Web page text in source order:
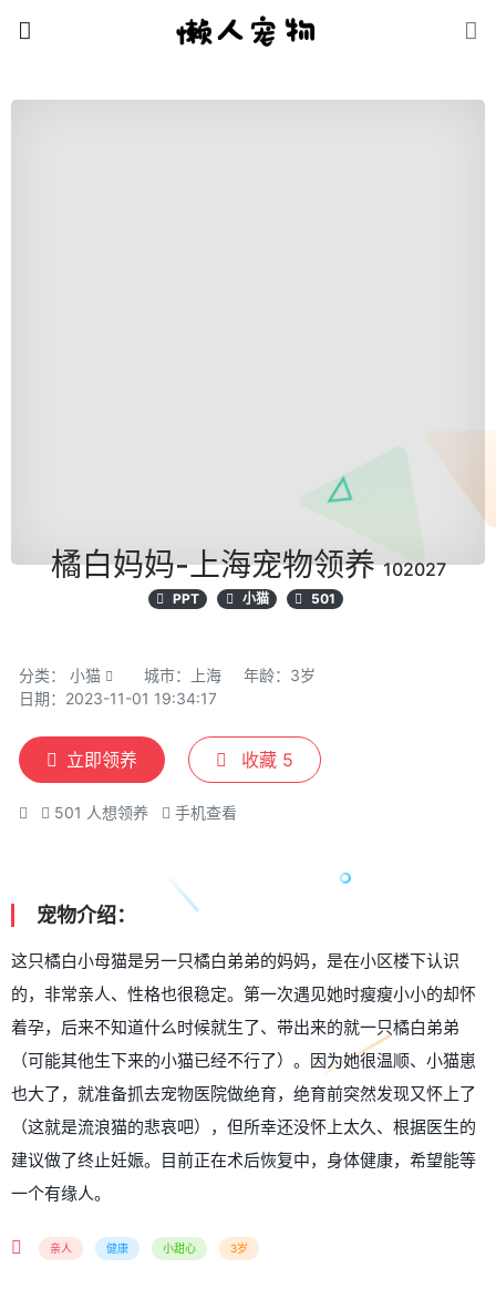
橘白妈妈-上海宠物领养102027
PPT 小猫 501
分类： 小猫 城市：上海
年龄：3岁
日期：2023-11-01 19:34:17
立即领养 收藏 5
501 人想领养 手机查看
宠物介绍：
这只橘白小母猫是另一只橘白弟弟的妈妈，是在小区楼下认识
的，非常亲人、性格也很稳定。第一次遇见她时瘦瘦小小的却怀
着孕，后来不知道什么时候就生了、带出来的就一只橘白弟弟
（可能其他生下来的小猫已经不行了）。因为她很温顺、小猫崽
也大了，就准备抓去宠物医院做绝育，绝育前突然发现又怀上了
（这就是流浪猫的悲哀吧），但所幸还没怀上太久、根据医生的
建议做了终止妊娠。目前正在术后恢复中，身体健康，希望能等
一个有缘人。
亲人 健康 小甜心 3岁